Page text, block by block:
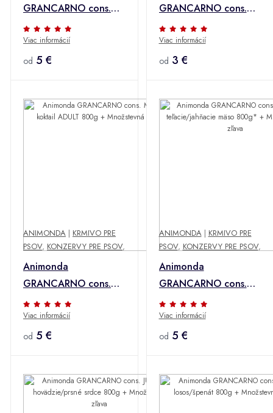
GRANCARNO cons.
ADULT hovädzie
mäso/srdce 800g +
Množstevná zľava
Viac informácií
od 5 €
GRANCARNO cons.
JUNIOR
hovädzie/prsné srdce
400g + Množstevná
Viac informácií
od 3 €
ANIMONDA | KRMIVO PRE
PSOV, KONZERVY PRE PSOV,
Animonda
GRANCARNO cons.
Mäsový koktail ADULT
800g + Množstevná
zľava
Viac informácií
od 5 €
ANIMONDA| KRMIVO PRE
PSOV, KONZERVY PRE PSOV,
Animonda
GRANCARNO cons.
SENIOR
teľacie/jahňacie mäso
800g* + Množstevná
Viac informácií
od 5 €